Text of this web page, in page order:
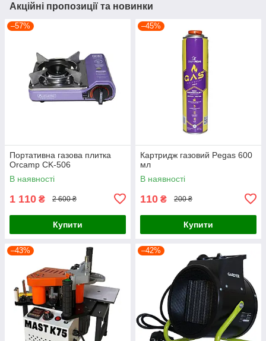
Акційні пропозиції та новинки
–57%
Портативна газова плитка
Orcamp CK-506
В наявності
1 110 ₴ 2 600 ₴
Купити
–45%
Картридж газовий Pegas 600
мл
В наявності
110 ₴ 200 ₴
Купити
–43% –42%